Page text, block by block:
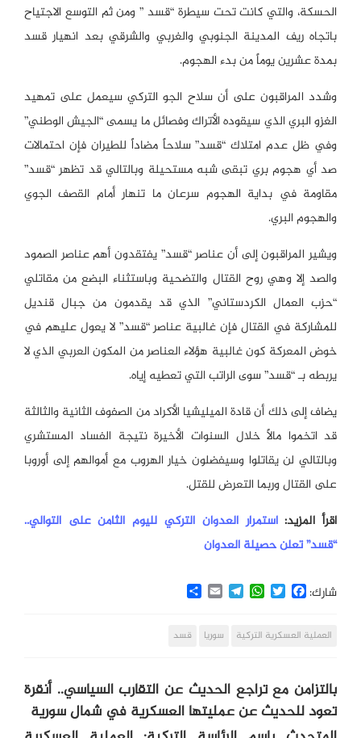
الحسكة، والتي كانت تحت سيطرة “قسد ” ومن ثم التوسع الاجتياح
باتجاه ريف المدينة الجنوبي والغربي والشرقي بعد انهيار قسد
بمدة عشرين يوماً من بدء الهجوم.
وشدد المراقبون على أن سلاح الجو التركي سيعمل على تمهيد
الغزو البري الذي سيقوده الأتراك وفصائل ما يسمى “الجيش الوطني”
وفي ظل عدم امتلاك “قسد” سلاحاً مضاداً للطيران فإن احتمالات
صد أي هجوم بري تبقى شبه مستحيلة وبالتالي قد تظهر “قسد”
مقاومة في بداية الهجوم سرعان ما تنهار أمام القصف الجوي
والهجوم البري.
ويشير المراقبون إلى أن عناصر “قسد” يفتقدون أهم عناصر الصمود
والصد إلا وهي روح القتال والتضحية وباستثناء البضع من مقاتلي
“حزب العمال الكردستاني” الذي قد يقدمون من جبال قنديل
للمشاركة في القتال فإن غالبية عناصر “قسد” لا يعول عليهم في
خوض المعركة كون غالبية هؤلاء العناصر من المكون العربي الذي لا
يربطه بـ “قسد” سوى الراتب التي تعطيه إياه.
يضاف إلى ذلك أن قادة الميليشيا الأكراد من الصفوف الثانية والثالثة
قد اتخموا مالاً خلال السنوات الأخيرة نتيجة الفساد المستشري
وبالتالي لن يقاتلوا وسيفضلون خيار الهروب مع أموالهم إلى أوروبا
على القتال وربما التعرض للقتل.
اقرأ المزيد:استمرار العدوان التركي لليوم الثامن على التوالي..
“قسد” تعلن حصيلة العدوان
شارك: Facebook
Twitter
WhatsApp
Telegram
Email
Share
العملية العسكرية التركية سوريا قسد
بالتزامن مع تراجع الحديث عن التقارب السياسي.. أنقرة
تعود للحديث عن عمليتها العسكرية في شمال سورية